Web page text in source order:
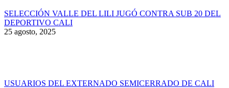
SELECCIÓN VALLE DEL LILI JUGÓ CONTRA SUB 20 DEL
DEPORTIVO CALI
25 agosto, 2025
USUARIOS DEL EXTERNADO SEMICERRADO DE CALI